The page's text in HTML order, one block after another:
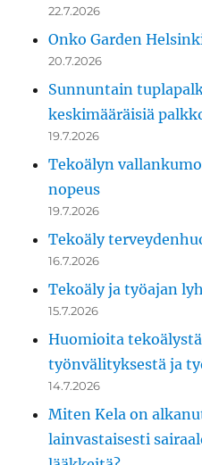
22.7.2026
Onko Garden
20.7.2026
Sunnuntain
keskimääräisiä
19.7.2026
Tekoälyn
nopeus
19.7.2026
Tekoäly
16.7.2026
Tekoäly ja työajan
15.7.2026
Huomioita
työnvälityksestä ja
14.7.2026
Miten Kela on
lainvastaisesti